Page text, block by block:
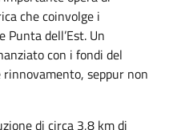
che coinvolge i
dell’Est. Un
con i fondi del
rinnovamento, seppur non
di circa 3,8 km di